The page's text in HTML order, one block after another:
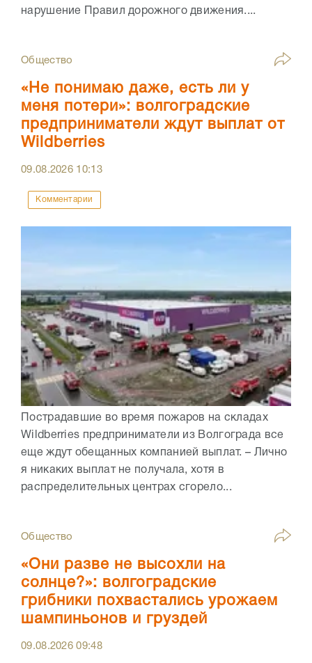
нарушение Правил дорожного движения....
Общество
«Не понимаю даже, есть ли у
меня потери»: волгоградские
предприниматели ждут выплат от
Wildberries
09.08.2026 10:13
Комментарии
Пострадавшие во время пожаров на складах
Wildberries предприниматели из Волгограда все
еще ждут обещанных компанией выплат. – Лично
я никаких выплат не получала, хотя в
распределительных центрах сгорело...
Общество
«Они разве не высохли на
солнце?»: волгоградские
грибники похвастались урожаем
шампиньонов и груздей
09.08.202609:48